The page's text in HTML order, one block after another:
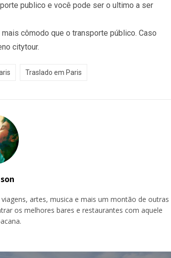
publico e você pode ser o ultimo a ser
cômodo que o transporte público. Caso
citytour.
Traslado em Paris
artes, musica e mais um montão de outras
os melhores bares e restaurantes com aquele